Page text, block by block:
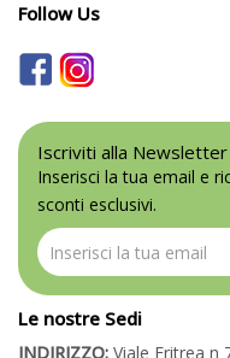
Follow Us
Iscriviti alla Newsletter
Inserisci la tua email e
sconti esclusivi.
Le nostre Sedi
INDIRIZZO: Viale Eritrea n